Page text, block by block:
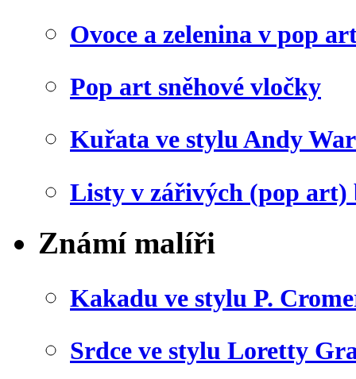
Ovoce a zelenina v pop
Pop art sněhové vločky
Kuřata ve stylu Andy
Listy v zářivých (pop art)
Známí malíři
Kakadu ve stylu P.
Srdce ve stylu Loretty